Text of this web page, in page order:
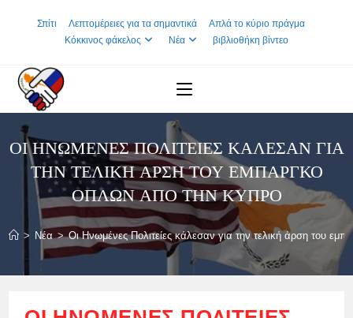
Σπίτι Λεπτομέρειες για τα σημαντικά
Απλά το κύριο πράγμα
Κόκκινος φάκελος
Νέα βιβλιοθήκη βίντεο
ΟΙ ΗΝΩΜΈΝΕΣ ΠΟΛΙΤΕΊΕΣ ΚΆΛΕΣΑΝ ΓΙΑ
ΤΗΝ ΤΕΛΙΚΉ ΆΡΣΗ ΤΟΥ ΕΜΠΆΡΓΚΟ
ΌΠΛΩΝ ΑΠΌ ΤΗΝ ΚΎΠΡΟ
> Νέα > Οι Ηνωμένες Πολιτείες κάλεσαν για την τελική άρση του